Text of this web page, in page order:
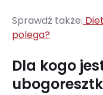
Sprawdź także:
polega?
Dla kogo